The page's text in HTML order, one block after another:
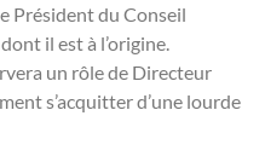
Président du Conseil
il est à l’origine.
un rôle de Directeur
s’acquitter d’une lourde